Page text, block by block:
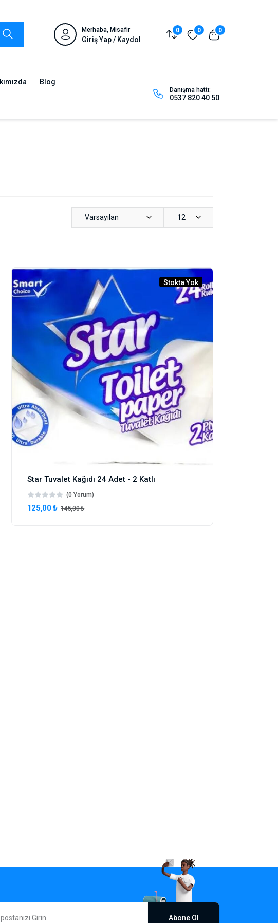
Merhaba, Misafir
Giriş Yap / Kaydol
0 0 0
Blog
Danışma hattı:
0537 820 40 50
Varsayılan 12
Stokta Yok
Star Tuvalet Kağıdı 24 Adet - 2 Katlı
(0 Yorum)
125,00 ₺ 145,00 ₺
Abone Ol